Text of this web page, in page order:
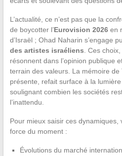
L’actualité, ce n’est pas que la
de boycotter l’Eurovision 2026en
d’Israël ; Ohad Naharin s’engage
des artistes israéliens . Ces
résonnent dans l’opinion publique
terrain des valeurs. La mémoire de
présente, refait surface à la
soulignant combien les sociétés
l’inattendu.
Pour mieux saisir ces dynamiques,
force du moment :
Évolutions du marché